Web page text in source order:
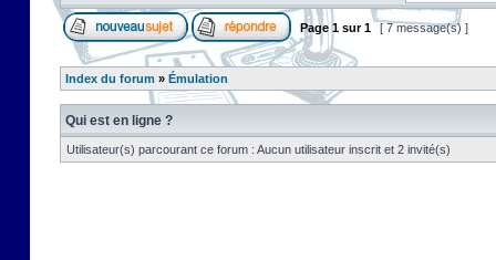
Page 1 sur1 [ 7 message(s) ]
Index du forum » Émulation
Qui est en ligne ?
Utilisateur(s) parcourant ce forum : Aucun utilisateur inscrit et 2 invité(s)